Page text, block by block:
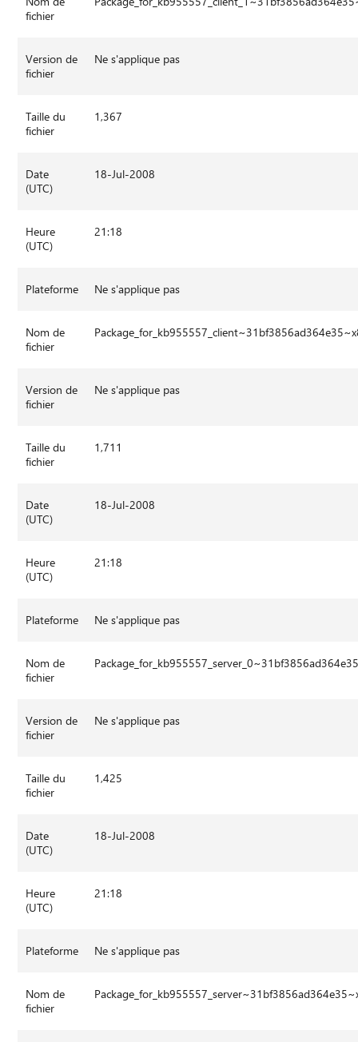
fichier
Version de
fichier
Ne s'applique pas
Taille du
fichier
1,367
Date
(UTC)
18-Jul-2008
Heure
(UTC)
21:18
Plateforme Ne s'applique pas
Nom de
fichier
Version de
fichier
Ne s'applique pas
Taille du
fichier
1,711
Date
(UTC)
18-Jul-2008
Heure
(UTC)
21:18
Plateforme Ne s'applique pas
Nom de
fichier
Version de
fichier
Ne s'applique pas
Taille du
fichier
1,425
Date
(UTC)
18-Jul-2008
Heure
(UTC)
21:18
Plateforme Ne s'applique pas
Nom de
fichier